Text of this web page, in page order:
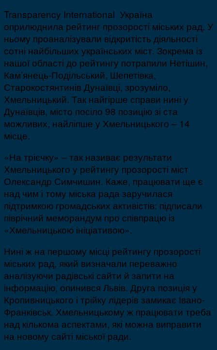
Transparency International Україна
оприлюднила рейтинг прозорості міських рад. У
ньому проаналізували відкритість діяльності
сотні найбільших українських міст. Зокрема із
нашої області до рейтингу потрапили Нетішин,
Кам’янець-Подільський, Шепетівка,
Старокостянтинів Дунаївці, зрозуміло,
Хмельницький. Так найгірше справи нині у
Дунаївців, місто посіло 98 позицію зі ста
можливих, найліпше у Хмельницького – 14
місце.
«На трієчку» – так називає результати
Хмельницького у рейтингу прозорості міст
Олександр Симчишин. Каже, працювати ще є
над чим і тому міська рада заручилася
підтримкою громадських активістів: підписали
піврічний меморандум про співпрацю із
«Хмельницькою ініціативою».
Нині ж на першому місці рейтингу прозорості
міських рад, який визначали переважно
аналізуючи радівські сайти й запити на
інформацію, опинився Львів. Друга позиція у
Кропивницького і трійку лідерів замикає Івано-
Франківськ. Хмельницькому ж працювати треба
над кількома аспектами, які можна виправити
на новому сайті міської ради.